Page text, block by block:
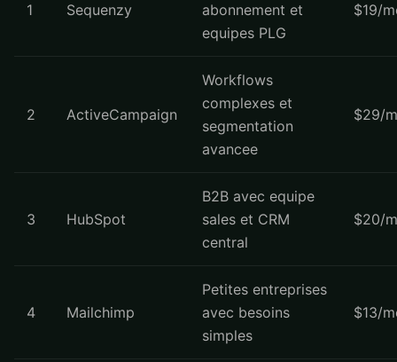
1 Sequenzy
abonnement et
equipes PLG
$19/
2 ActiveCampaign
Workflows
complexes et
segmentation
avancee
$29/
3 HubSpot
B2B avec equipe
sales et CRM
central
$20/
4 Mailchimp
Petites entreprises
avec besoins
simples
$13/